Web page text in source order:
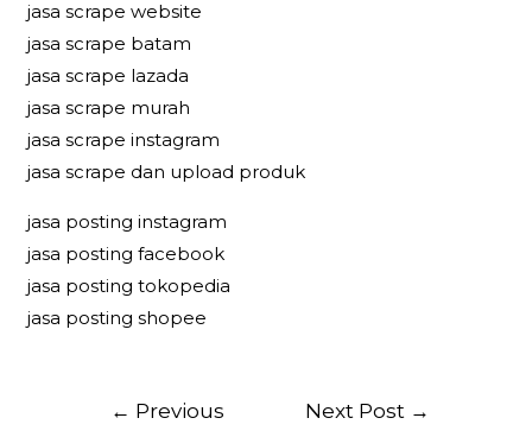
jasa scrape website
jasa scrape batam
jasa scrape lazada
jasa scrape murah
jasa scrape instagram
jasa scrape dan upload produk
jasa posting instagram
jasa posting facebook
jasa posting tokopedia
jasa posting shopee
Post
← Previous
Next Post →